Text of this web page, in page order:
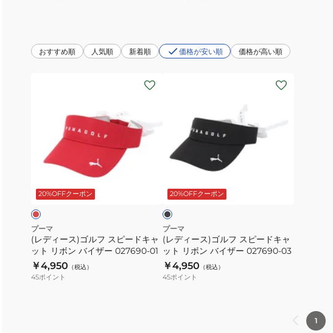
おすすめ順 人気順 新着順 価格が安い順 価格が高い順
ス
ピ
ー
ド
キ
ャ
20%OFFクーポン
プーマ
(レディース)ゴルフ スピードキャ
ット リボン バイザー 027690-01
￥4,950 （税込）
45ポイント
ゴ
ス
ピ
ー
ド
キ
ャ
20%OFFクーポン
ッ
プーマ
(レディース)ゴルフ スピードキャ
ット リボン バイザー 027690-03
￥4,950 （税込）
45ポイント
1